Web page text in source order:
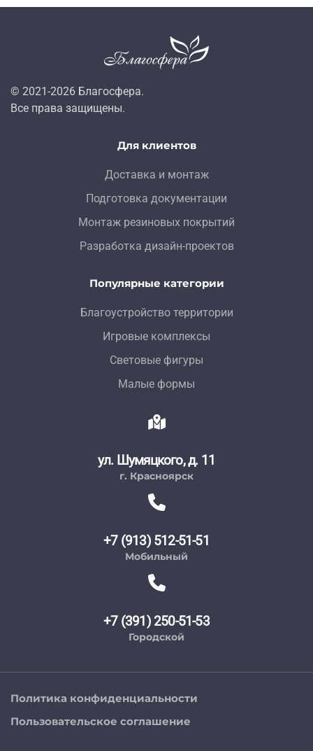
© 2021-2026 Благосфера.
Все права защищены.
Для клиентов
Доставка и монтаж
Подготовка документации
Монтаж резиновых покрытий
Разработка дизайн-проектов
Популярные категории
Благоустройство территории
Игровые комплексы
Световые фигуры
Малые формы
ул. Шумяцкого, д. 11
г. Красноярск
+7 (913) 512-51-51
Мобильный
+7 (391) 250-51-53
Городской
Политика конфиденциальности
Пользовательское соглашение